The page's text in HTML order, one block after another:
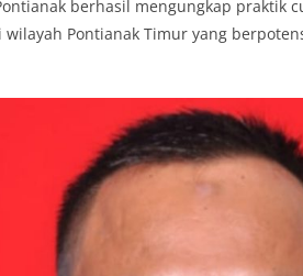
berhasil mengungkap praktik
Pontianak Timur yang